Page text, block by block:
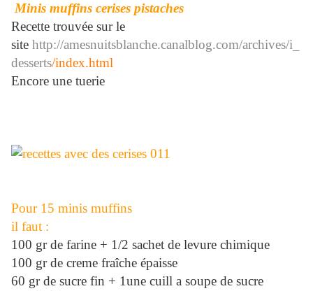
Minis muffins cerises pistaches
Recette trouvée sur le
site http://amesnuitsblanche.canalblog.com/archives/i_
desserts/index.html
Encore une tuerie
Pour 15 minis muffins
il faut :
100 gr de farine + 1/2 sachet de levure chimique
100 gr de creme fraîche épaisse
60 gr de sucre fin + 1une cuill a soupe de sucre